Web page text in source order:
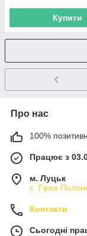
Купити
Про нас
100%
Працює з
м. Луцьк
с. Гірка
Контакти
Сьогодні